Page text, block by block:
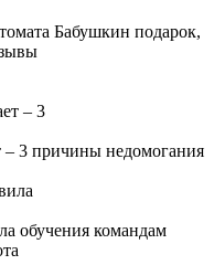
Бабушкин подарок,
– 3 причины недомогания
обучения командам